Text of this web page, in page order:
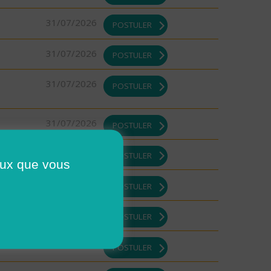
31/07/2026 POSTULER
31/07/2026 POSTULER
31/07/2026 POSTULER
31/07/2026 POSTULER
POSTULER
POSTULER
POSTULER
POSTULER
que vous